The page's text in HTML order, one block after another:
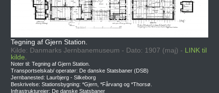
Tegning af Gjern Station.
Kilde: Danmarks Jernbanemuseum - Dato: 1907 (maj) - LINK til
kilde.
Noter til: Tegning af Gjern Station.
Transportselskab/ operatør: De danske Statsbaner (DSB)
Jernbanested: Laurbjerg - Silkeborg
Beskrivelse: Stationsbygning: *Gjern, *Fårvang og *Thorsø.
Infrastrukturejer: De danske Statsbaner